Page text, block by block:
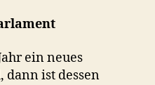
ein neues
ist dessen